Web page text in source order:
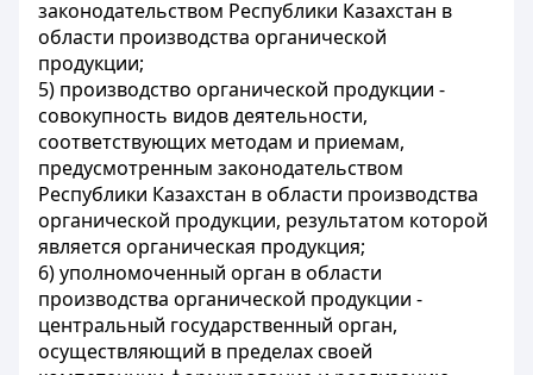
законодательством Республики Казахстан в
области производства органической
продукции;
5) производство органической продукции -
совокупность видов деятельности,
соответствующих методам и приемам,
предусмотренным законодательством
Республики Казахстан в области производства
органической продукции, результатом которой
является органическая продукция;
6) уполномоченный орган в области
производства органической продукции -
центральный государственный орган,
осуществляющий в пределах своей